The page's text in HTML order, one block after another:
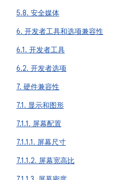
5.8. 安全媒体
6. 开发者工具和选项兼容性
6.1. 开发者工具
6.2. 开发者选项
7. 硬件兼容性
7.1. 显示和图形
7.1.1. 屏幕配置
7.1.1.1. 屏幕尺寸
7.1.1.2. 屏幕宽高比